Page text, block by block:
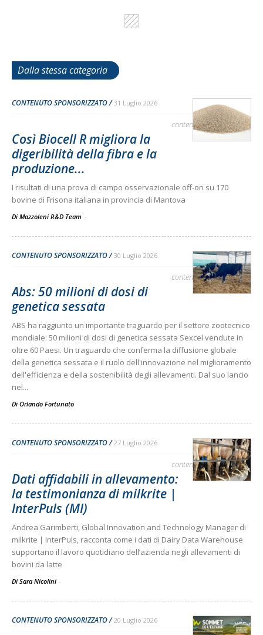
Dalla stessa categoria
CONTENUTO SPONSORIZZATO 31 Luglio 2026
contenuto sponsorizzato
Così Biocell R migliora la
digeribilità della fibra e la
produzione...
I risultati di una prova di campo osservazionale off-on su 170
bovine di Frisona italiana in provincia di Mantova
Di Mazzoleni R&D Team -
CONTENUTO SPONSORIZZATO 30 Luglio 2026
contenuto sponsorizzato
Abs: 50 milioni di dosi di
genetica sessata
ABS ha raggiunto un importante traguardo per il settore zootecnico
mondiale: 50 milioni di dosi di genetica sessata Sexcel vendute in
oltre 60 Paesi. Un traguardo che conferma la diffusione globale
della genetica sessata e il ruolo dell'innovazione nel miglioramento
dell'efficienza e della sostenibilità degli allevamenti. Dal suo lancio
nel...
Di Orlando Fortunato -
CONTENUTO SPONSORIZZATO 27 Luglio 2026
contenuto sponsorizzato
Dati affidabili in allevamento:
la testimonianza di milkrite |
InterPuls (MI)
Andrea Garimberti, Global Innovation and Technology Manager di
milkrite | InterPuls, racconta come i dati di Dairy Data Warehouse
supportano il lavoro quotidiano dell’azienda negli allevamenti di
bovini da latte
Di Sara Nicolini -
CONTENUTO SPONSORIZZATO 20 Luglio 2026